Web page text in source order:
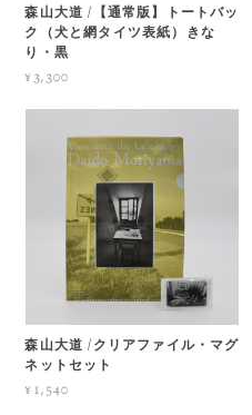
森山大道 /【通常版】トートバッ
ク（犬と網タイツ表紙）きな
り・黒
¥3,300
森山大道 /クリアファイル・マグ
ネットセット
¥1,540